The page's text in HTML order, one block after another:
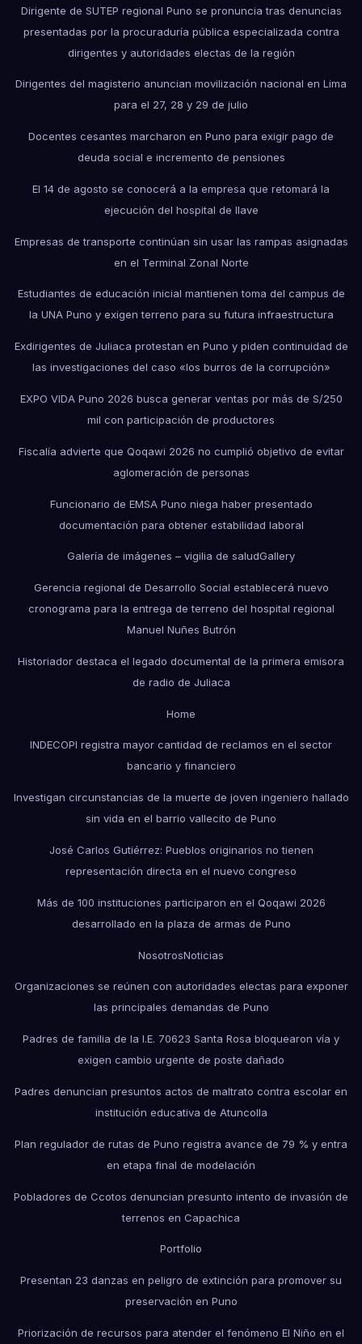
Dirigente de SUTEP regional Puno se pronuncia tras denuncias
presentadas por la procuraduría pública especializada contra
dirigentes y autoridades electas de la región
Dirigentes del magisterio anuncian movilización nacional en Lima
para el 27, 28 y 29 de julio
Docentes cesantes marcharon en Puno para exigir pago de
deuda social e incremento de pensiones
El 14 de agosto se conocerá a la empresa que retomará la
ejecución del hospital de Ilave
Empresas de transporte continúan sin usar las rampas asignadas
en el Terminal Zonal Norte
Estudiantes de educación inicial mantienen toma del campus de
la UNA Puno y exigen terreno para su futura infraestructura
Exdirigentes de Juliaca protestan en Puno y piden continuidad de
las investigaciones del caso «los burros de la corrupción»
EXPO VIDA Puno 2026 busca generar ventas por más de S/250
mil con participación de productores
Fiscalía advierte que Qoqawi 2026 no cumplió objetivo de evitar
aglomeración de personas
Funcionario de EMSA Puno niega haber presentado
documentación para obtener estabilidad laboral
Galería de imágenes – vigilia de saludGallery
Gerencia regional de Desarrollo Social establecerá nuevo
cronograma para la entrega de terreno del hospital regional
Manuel Nuñes Butrón
Historiador destaca el legado documental de la primera emisora
de radio de Juliaca
Home
INDECOPI registra mayor cantidad de reclamos en el sector
bancario y financiero
Investigan circunstancias de la muerte de joven ingeniero hallado
sin vida en el barrio vallecito de Puno
José Carlos Gutiérrez: Pueblos originarios no tienen
representación directa en el nuevo congreso
Más de 100 instituciones participaron en el Qoqawi 2026
desarrollado en la plaza de armas de Puno
NosotrosNoticias
Organizaciones se reúnen con autoridades electas para exponer
las principales demandas de Puno
Padres de familia de la I.E. 70623 Santa Rosa bloquearon vía y
exigen cambio urgente de poste dañado
Padres denuncian presuntos actos de maltrato contra escolar en
institución educativa de Atuncolla
Plan regulador de rutas de Puno registra avance de 79 % y entra
en etapa final de modelación
Pobladores de Ccotos denuncian presunto intento de invasión de
terrenos en Capachica
Portfolio
Presentan 23 danzas en peligro de extinción para promover su
preservación en Puno
Priorización de recursos para atender el fenómeno El Niño en el